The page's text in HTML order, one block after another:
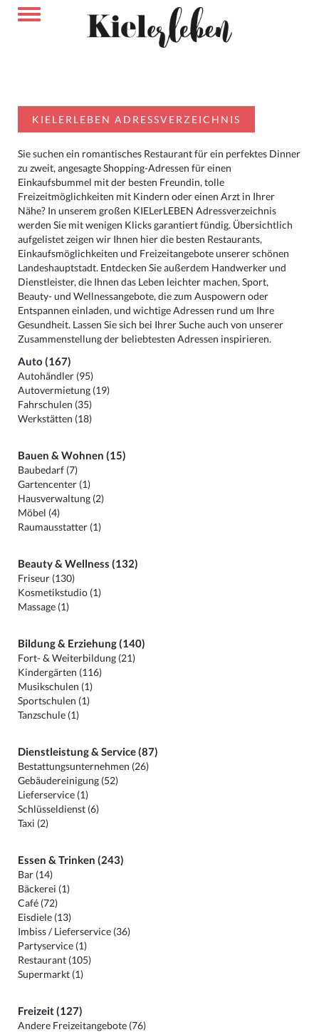
KIELERLEBEN ADRESSVERZEICHNIS
Sie suchen ein romantisches Restaurant für ein perfektes Dinner
zu zweit, angesagte Shopping-Adressen für einen
Einkaufsbummel mit der besten Freundin, tolle
Freizeitmöglichkeiten mit Kindern oder einen Arzt in Ihrer
Nähe? In unserem großen KIELerLEBEN Adressverzeichnis
werden Sie mit wenigen Klicks garantiert fündig. Übersichtlich
aufgelistet zeigen wir Ihnen hier die besten Restaurants,
Einkaufsmöglichkeiten und Freizeitangebote unserer schönen
Landeshauptstadt. Entdecken Sie außerdem Handwerker und
Dienstleister, die Ihnen das Leben leichter machen, Sport,
Beauty- und Wellnessangebote, die zum Auspowern oder
Entspannen einladen, und wichtige Adressen rund um Ihre
Gesundheit. Lassen Sie sich bei Ihrer Suche auch von unserer
Zusammenstellung der beliebtesten Adressen inspirieren.
Auto (167)
Autohändler (95)
Autovermietung (19)
Fahrschulen (35)
Werkstätten (18)
Bauen & Wohnen (15)
Baubedarf (7)
Gartencenter (1)
Hausverwaltung (2)
Möbel (4)
Raumausstatter (1)
Beauty & Wellness (132)
Friseur (130)
Kosmetikstudio (1)
Massage (1)
Bildung & Erziehung (140)
Fort- & Weiterbildung (21)
Kindergärten (116)
Musikschulen (1)
Sportschulen (1)
Tanzschule (1)
Dienstleistung & Service (87)
Bestattungsunternehmen (26)
Gebäudereinigung (52)
Lieferservice (1)
Schlüsseldienst (6)
Taxi (2)
Essen & Trinken (243)
Bar (14)
Bäckerei (1)
Café (72)
Eisdiele (13)
Imbiss / Lieferservice (36)
Partyservice (1)
Restaurant (105)
Supermarkt (1)
Freizeit (127)
Andere Freizeitangebote (76)